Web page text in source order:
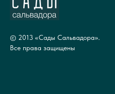
© 2013 «Сады Сальвадора».
Все права защищены